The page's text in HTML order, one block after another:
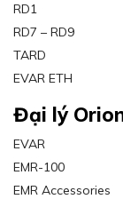
RD1
RD7 – RD9
TARD
EVAR ETH
Đại lý
EVAR
EMR-100
EMR Accessories